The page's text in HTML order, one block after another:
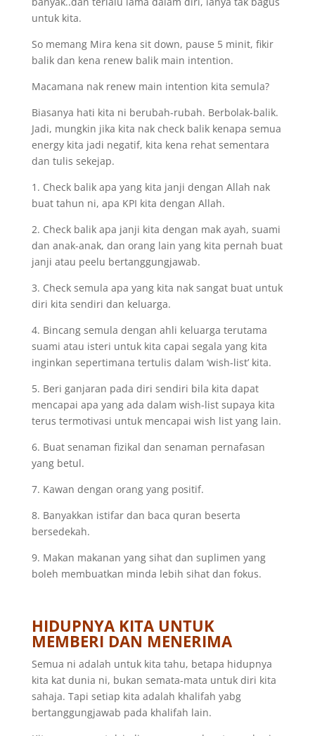
untuk kita.
So memang Mira kena sit down, pause 5 minit, fikir
balik dan kena renew balik main intention.
Macamana nak renew main intention kita semula?
Biasanya hati kita ni berubah-rubah. Berbolak-balik.
Jadi, mungkin jika kita nak check balik kenapa semua
energy kita jadi negatif, kita kena rehat sementara
dan tulis sekejap.
1. Check balik apa yang kita janji dengan Allah nak
buat tahun ni, apa KPI kita dengan Allah.
2. Check balik apa janji kita dengan mak ayah, suami
dan anak-anak, dan orang lain yang kita pernah buat
janji atau peelu bertanggungjawab.
3. Check semula apa yang kita nak sangat buat untuk
diri kita sendiri dan keluarga.
4. Bincang semula dengan ahli keluarga terutama
suami atau isteri untuk kita capai segala yang kita
inginkan sepertimana tertulis dalam ‘wish-list’ kita.
5. Beri ganjaran pada diri sendiri bila kita dapat
mencapai apa yang ada dalam wish-list supaya kita
terus termotivasi untuk mencapai wish list yang lain.
6. Buat senaman fizikal dan senaman pernafasan
yang betul.
7. Kawan dengan orang yang positif.
8. Banyakkan istifar dan baca quran beserta
bersedekah.
9. Makan makanan yang sihat dan suplimen yang
boleh membuatkan minda lebih sihat dan fokus.
HIDUPNYA KITA UNTUK
MEMBERI DAN MENERIMA
Semua ni adalah untuk kita tahu, betapa hidupnya
kita kat dunia ni, bukan semata-mata untuk diri kita
sahaja. Tapi setiap kita adalah khalifah yabg
bertanggungjawab pada khalifah lain.